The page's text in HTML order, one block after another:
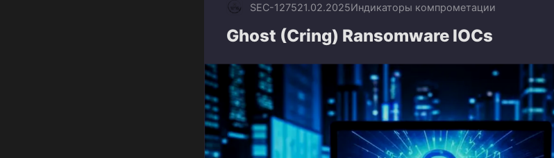
SEC-127521.02.2025Индикаторы компрометации
Ghost (Cring) Ransomware IOCs